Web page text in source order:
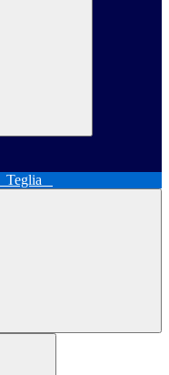
Teglia